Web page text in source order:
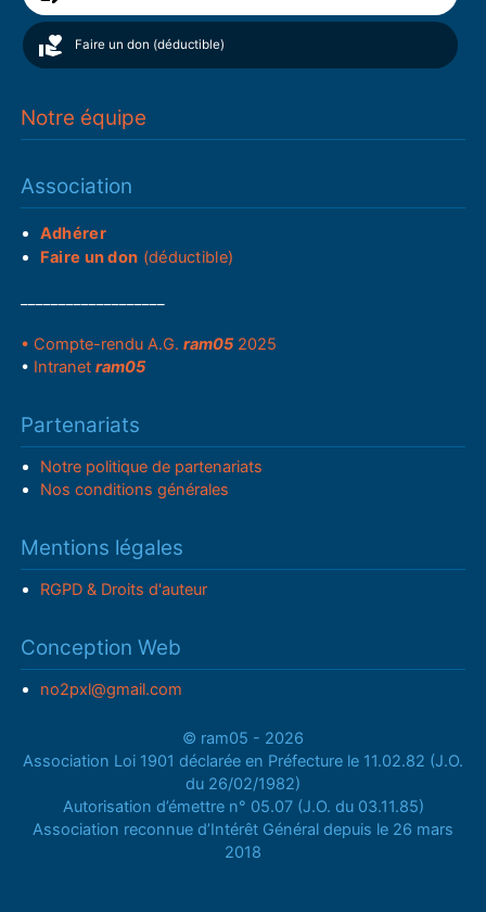
Faire un don (déductible)
Notre équipe
Association
Adhérer
Faire un don (déductible)
• Compte-rendu A.G.ram05 2025
• Intranetram05
Partenariats
Notre politique de partenariats
Nos conditions générales
Mentions légales
RGPD & Droits d'auteur
Conception Web
no2pxl@gmail.com
© ram05 - 2026
Association Loi 1901 déclarée en Préfecture le 11.02.82 (J.O.
du 26/02/1982)
Autorisation d’émettre n° 05.07 (J.O. du 03.11.85)
Association reconnue d’Intérêt Général depuis le 26 mars
2018